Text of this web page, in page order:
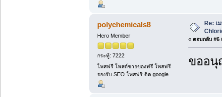
polychemicals8
Hero Member
กระทู้: 7222
โพสฟรี โพสต์ขายของฟรี โพสฟรี
รองรับ SEO โพสฟรี ติด google
Re: เ
« ตอบกลับ #6
ขออนุ